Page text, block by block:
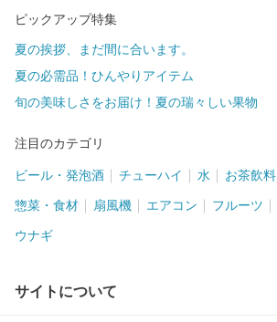
ピックアップ特集
夏の挨拶、まだ間に合います。
夏の必需品！ひんやりアイテム
旬の美味しさをお届け！夏の瑞々しい果物
注目のカテゴリ
ビール・発泡酒 チューハイ 水 お茶飲料
惣菜・食材 扇風機 エアコン フルーツ
ウナギ
サイトについて